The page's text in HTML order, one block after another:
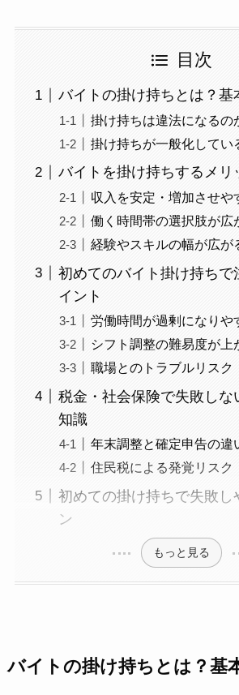
目次
バイトの掛け持ちとは？基
掛け持ちは違法になるの
掛け持ちが一般化してい
バイトを掛け持ちするメリ
収入を安定・増加させや
働く時間帯の選択肢が広
経験やスキルの幅が広が
初めてのバイト掛け持ちで
イント
労働時間が過剰になりや
シフト調整の難易度が上
職場とのトラブルリスク
税金・社会保険で失敗しな
知識
年末調整と確定申告の違
住民税による発覚リスク
初めての掛け持ちで失敗し
ン
もっと見る
バイトの掛け持ちとは？基